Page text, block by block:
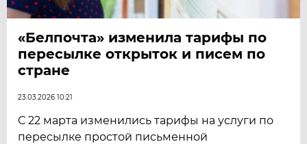
«Белпочта» изменила тарифы по
пересылке открыток и писем по
стране
23.03.2026 10:21
С 22 марта изменились тарифы на услуги по
пересылке простой письменной